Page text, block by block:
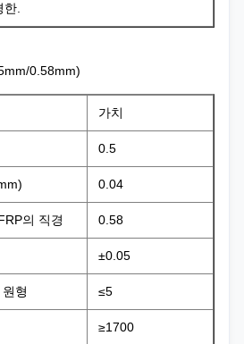
.
0.58mm)
가치
0.5
0.04
의 직경 0.58
±0.05
형 ≤5
≥1700